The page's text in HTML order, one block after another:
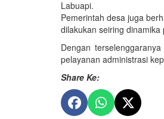
Labuapi.
Pemerintah desa juga
dilakukan seiring
Dengan
pelayanan administrasi
Share Ke: